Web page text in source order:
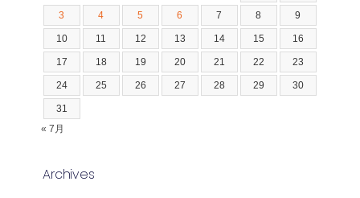
3 4 5 6 7 8 9
10 11 12 13 14 15 16
17 18 19 20 21 22 23
24 25 26 27 28 29 30
31
« 7月
Archives